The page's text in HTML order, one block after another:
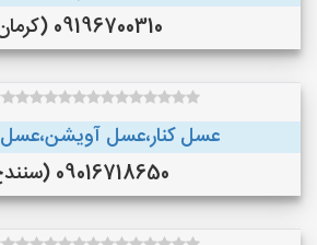
09196700310 (کرمان )
عسل کنار،عسل آویشن،عسل
09016718650 (سنندج )